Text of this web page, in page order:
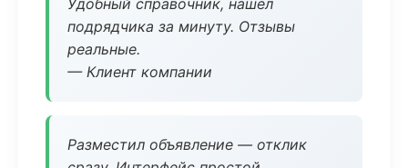
Удобный справочник, нашёл
подрядчика за минуту. Отзывы
реальные.
— Клиент компании
Разместил объявление — отклик